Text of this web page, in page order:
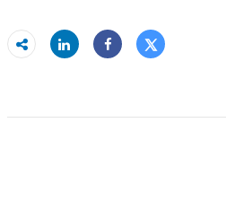
Tweet
Share
Share